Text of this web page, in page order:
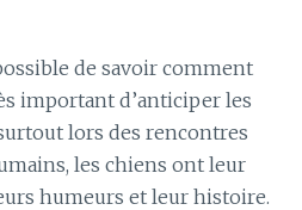
de savoir comment
important d’anticiper les
lors des rencontres
les chiens ont leur
humeurs et leur histoire.